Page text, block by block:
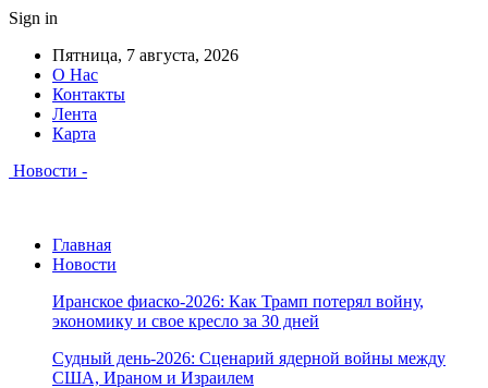
Sign in
Пятница, 7 августа, 2026
О Нас
Контакты
Лента
Карта
Новости -
Главная
Новости
Иранское фиаско-2026: Как Трамп потерял войну,
экономику и свое кресло за 30 дней
Судный день-2026: Сценарий ядерной войны между
США, Ираном и Израилем